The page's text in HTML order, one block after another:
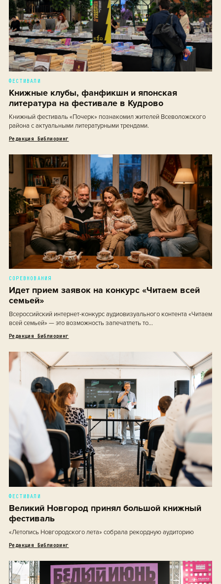
ФЕСТИВАЛИ
Книжные клубы, фанфикшн и японская
литература на фестивале в Кудрово
Книжный фестиваль «Почерк» познакомил жителей Всеволожского
района с актуальными литературными трендами.
Редакция Библиоринг
СОРЕВНОВАНИЯ
Идет прием заявок на конкурс «Читаем всей
семьей»
Всероссийский интернет-конкурс аудиовизуального контента «Читаем
всей семьей» — это возможность запечатлеть то...
Редакция Библиоринг
ФЕСТИВАЛИ
Великий Новгород принял большой книжный
фестиваль
«Летопись Новгородского лета» собрала рекордную аудиторию
Редакция Библиоринг